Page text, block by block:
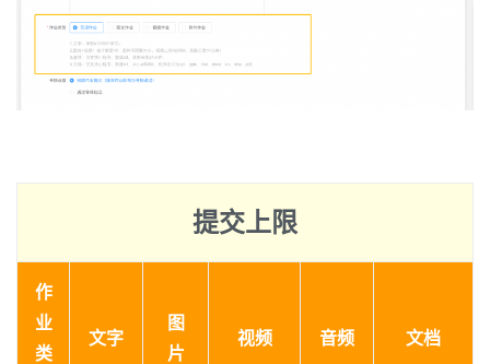
提交上限
作
业
类
文字
图
片
视频 音频 文档